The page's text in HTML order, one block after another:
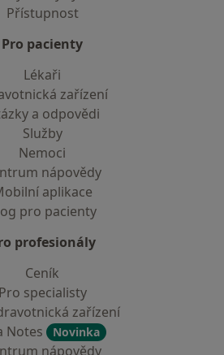
Přístupnost
Pro pacienty
Lékaři
zařízení
a odpovědi
Služby
Nemoci
nápovědy
aplikace
pro pacienty
profesionály
Ceník
Pro specialisty
zařízení
Notes
Novinka
nápovědy